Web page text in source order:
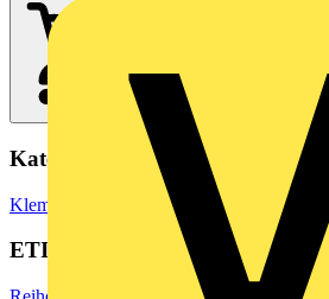
Kategorien
Klemmen, Steckverbinder &
ETIM Group